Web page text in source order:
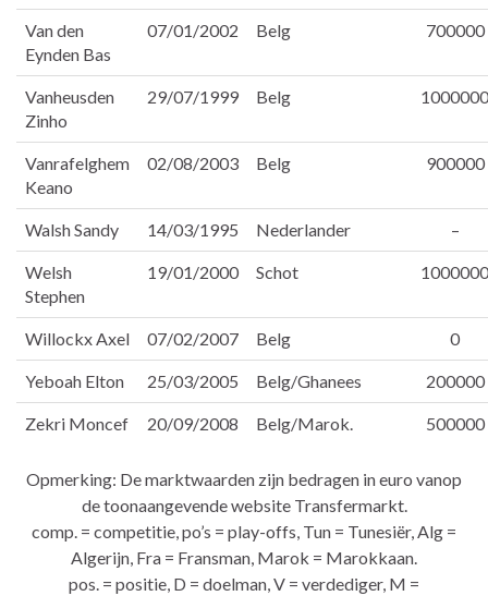
Van den
Eynden Bas
07/01/2002 Belg 700000
Vanheusden
Zinho
29/07/1999 Belg 1000000
Vanrafelghem
Keano
02/08/2003 Belg 900000
Walsh Sandy 14/03/1995 Nederlander –
Welsh
Stephen
19/01/2000 Schot 1000000
Willockx Axel 07/02/2007 Belg 0
Yeboah Elton 25/03/2005 Belg/Ghanees 200000
Zekri Moncef 20/09/2008 Belg/Marok. 500000
Opmerking: De marktwaarden zijn bedragen in euro vanop
de toonaangevende website Transfermarkt.
comp. = competitie, po’s = play-offs, Tun = Tunesiër, Alg =
Algerijn, Fra = Fransman, Marok = Marokkaan.
pos. = positie, D = doelman, V = verdediger, M =